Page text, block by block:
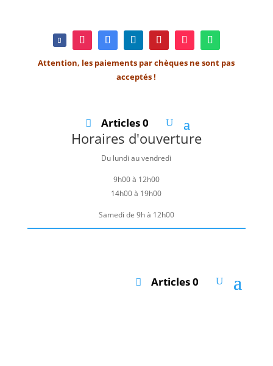
Attention, les paiements par chèques ne sont pas
acceptés !
Articles 0
Horaires d'ouverture
Du lundi au vendredi
9h00 à 12h00
14h00 à 19h00
Samedi de 9h à 12h00
Articles 0